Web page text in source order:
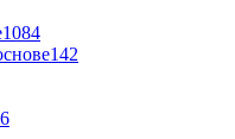
1084
142